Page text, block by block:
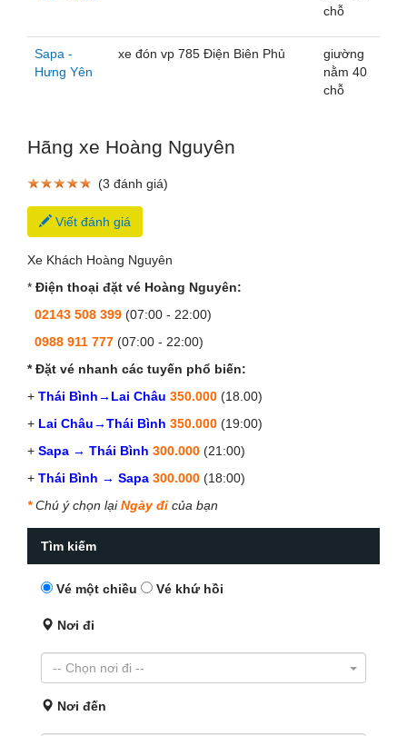
chỗ
Sapa -
Hưng Yên
xe đón vp 785 Điện Biên Phủ
giường
nằm 40
chỗ
Hãng xe Hoàng Nguyên
(3 đánh giá)
Viết đánh giá
Xe Khách Hoàng Nguyên
* Điện thoại đặt vé Hoàng Nguyên:
02143 508 399 (07:00 - 22:00)
0988 911 777 (07:00 - 22:00)
* Đặt vé nhanh các tuyến phổ biến:
+ Thái Bình→Lai Châu 350.000 (18.00)
+ Lai Châu→Thái Bình 350.000 (19:00)
+ Sapa → Thái Bình 300.000 (21:00)
+ Thái Bình → Sapa 300.000 (18:00)
*Chú ý chọn lạiNgày đi của bạn
Tìm kiếm
Vé một chiều Vé khứ hồi
Nơi đi
Nơi đến